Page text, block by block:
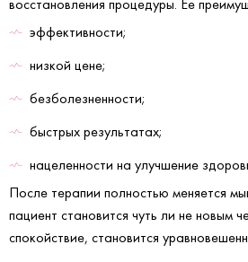
восстановления процедуры. Ее
эффективности;
низкой цене;
безболезненности;
быстрых результатах;
нацеленности на улучшение
После терапии полностью меняется
пациент становится чуть ли не новым
спокойствие, становится